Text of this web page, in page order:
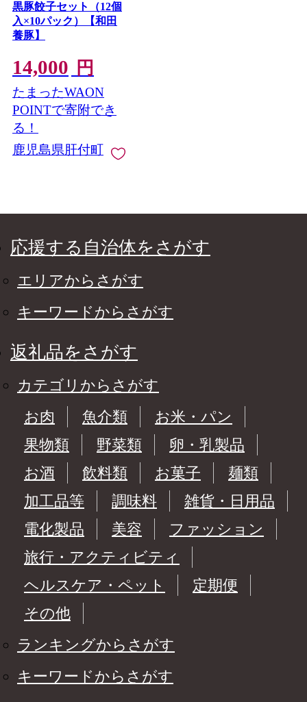
黒豚餃子セット（12個
入×10パック）【和田
養豚】
14,000 円
たまったWAON
POINTで寄附でき
る！
鹿児島県肝付町
応援する自治体をさがす
エリアからさがす
キーワードからさがす
返礼品をさがす
カテゴリからさがす
お肉
魚介類
お米・パン
果物類
野菜類
卵・乳製品
お酒
飲料類 お菓子
麺類
加工品等
調味料
雑貨・日用品
電化製品
美容
ファッション
旅行・アクティビティ
ヘルスケア・ペット
定期便
その他
ランキングからさがす
キーワードからさがす